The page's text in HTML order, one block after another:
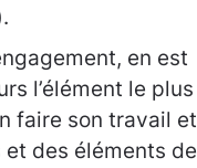
en est
l’élément le plus
faire son travail et
des éléments de